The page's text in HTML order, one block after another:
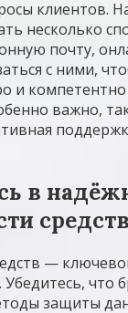
клиентов.
несколько
почту,
с ними,
и
важно,
в
средств
—
что
защиты